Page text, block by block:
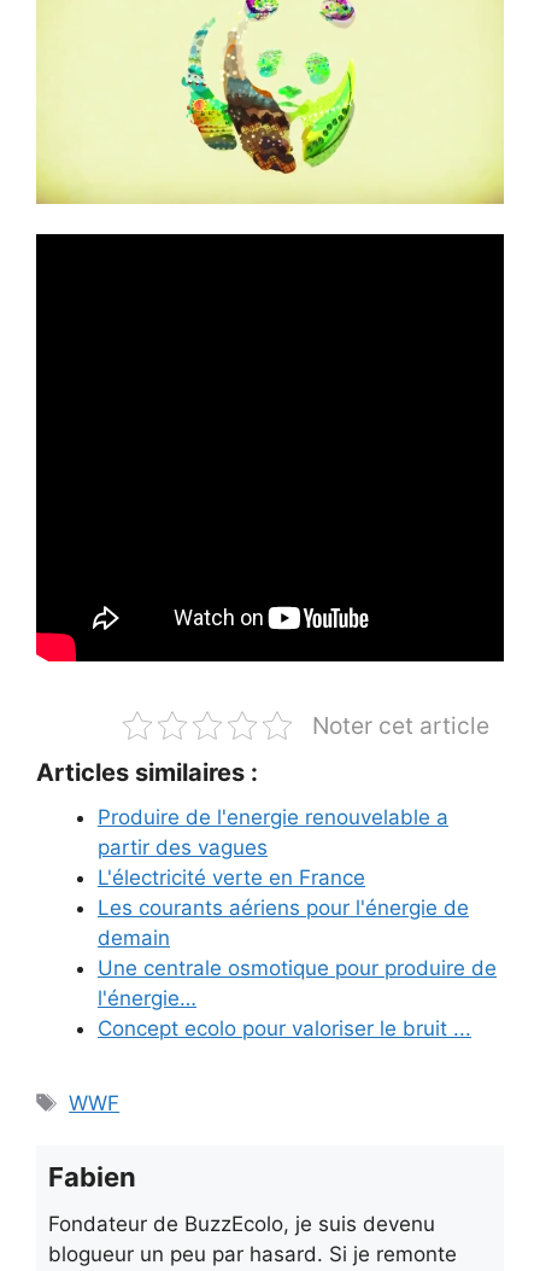
Noter cet article
Articles similaires :
Produire de l'energie renouvelable a
partir des vagues
L'électricité verte en France
Les courants aériens pour l'énergie de
demain
Une centrale osmotique pour produire de
l'énergie…
Concept ecolo pour valoriser le bruit ...
Étiquettes
WWF
Fabien
Fondateur de BuzzEcolo, je suis devenu
blogueur un peu par hasard. Si je remonte